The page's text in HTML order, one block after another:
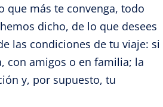
que más te convenga, todo
dicho, de lo que desees
las condiciones de tu viaje: si
con amigos o en familia; la
y, por supuesto, tu